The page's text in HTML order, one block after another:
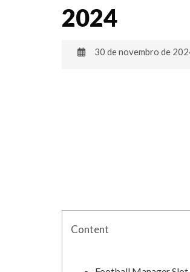
2024
30 de novembro de
Content